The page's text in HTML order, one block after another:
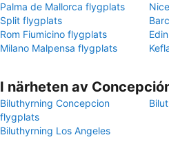
Palma de Mallorca flygplats
Split flygplats
Rom Fiumicino flygplats
Milano Malpensa flygplats
I närheten av
Biluthyrning Concepcion
flygplats
Biluthyrning Los Angeles